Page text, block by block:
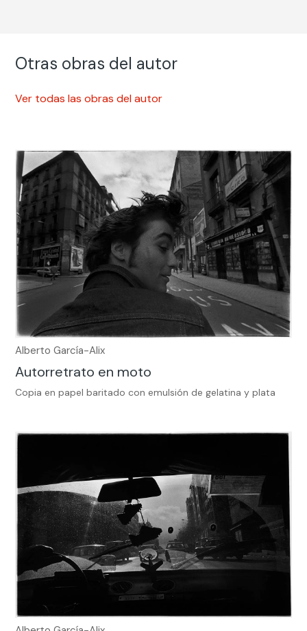
Otras obras del autor
Ver todas las obras del autor
Alberto García-Alix
Autorretrato en moto
Copia en papel baritado con emulsión de gelatina y plata